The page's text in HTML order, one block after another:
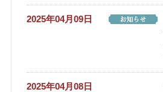
2025年04月09日
2025年04月08日